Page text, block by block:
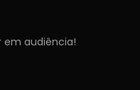
em audiência!